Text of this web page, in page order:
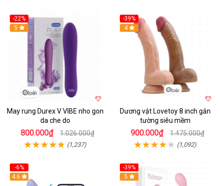
-22%
Hot
5
May rung Durex V VIBE nho gon
da che do
800.000₫ 1.026.000₫
(1,237)
-39%
Hot
4
Dương vật Lovetoy 8 inch gắn
tường siêu mềm
900.000₫ 1.475.000₫
(1,092)
-6%
4.6
-39%
Hot
5